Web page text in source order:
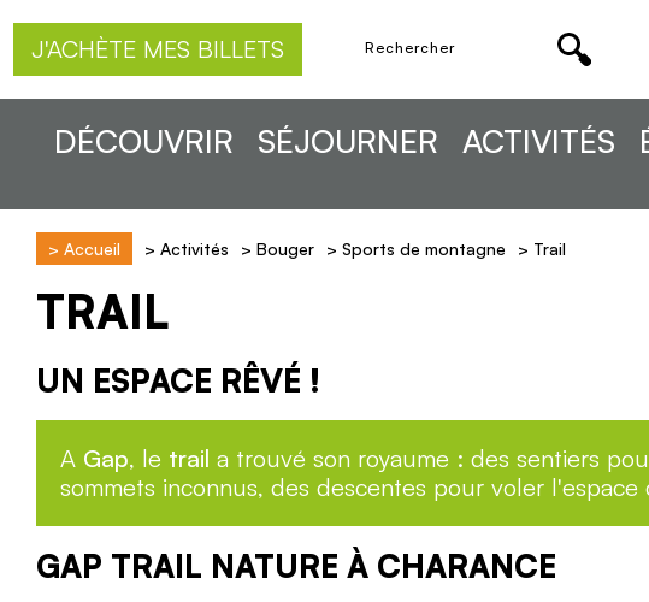
J'ACHÈTE MES BILLETS
DÉCOUVRIR SÉJOURNER ACTIVITÉS
> Accueil > Activités > Bouger > Sports de montagne > Trail
TRAIL
UN ESPACE RÊVÉ !
A Gap, le trail a trouvé son royaume : des sentiers
sommets inconnus, des descentes pour voler l'espace
GAP TRAIL NATURE À CHARANCE